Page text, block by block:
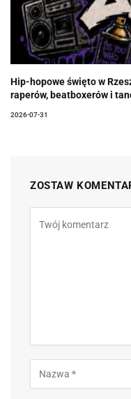
Hip-hopowe święto w
raperów, beatboxerów i
2026-07-31
ZOSTAW